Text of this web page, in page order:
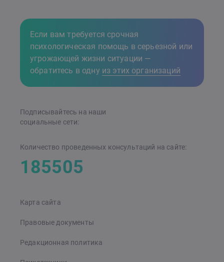
Если вам требуется срочная
психологическая помощь в серьезной или
угрожающей жизни ситуации —
обратитесь в одну из этих организаций
Карта сайта
Правовые документы
Редакционная политика
Подписывайтесь на наши
cоциальные сети:
Количество проведенных консультаций на сайте:
185505